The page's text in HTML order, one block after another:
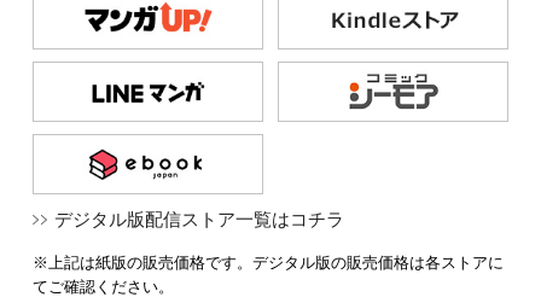
デジタル版配信ストア一覧はコチラ
※上記は紙版の販売価格です。デジタル版の販売価格は各ストアに
てご確認ください。